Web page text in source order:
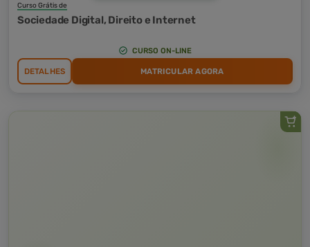
Curso Grátis de
Sociedade Digital, Direito e Internet
CURSO ON-LINE
DETALHES MATRICULAR AGORA